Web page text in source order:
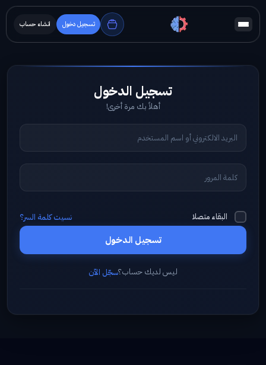
تسجيل دخول انشاء حساب
أهلاً بك مرة أخرى!
البقاء متصلا نسيت كلمة السر؟
تسجيل الدخول
ليس لديك حساب؟سجّل الآن